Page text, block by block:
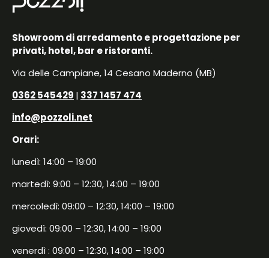
Showroom di arredamento e progettazione per
privati, hotel, bar e ristoranti.
Via delle Campiane, 14 Cesano Maderno (MB)
0362 545429 | 337 1457 474
info@pozzoli.net
Orari:
lunedì: 14:00 – 19:00
martedì: 9:00 – 12:30, 14:00 – 19:00
mercoledì: 09:00 – 12:30, 14:00 – 19:00
giovedì: 09:00 – 12:30, 14:00 – 19:00
venerdì : 09:00 – 12:30, 14:00 – 19:00